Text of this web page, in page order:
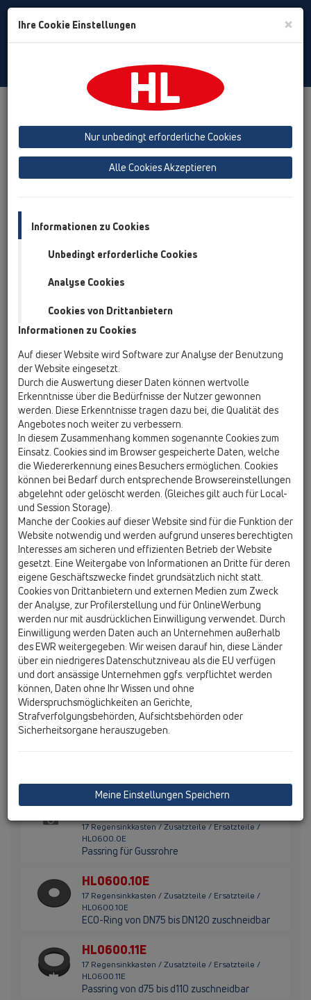
Toggle
Produktübersicht 17 Regensinkkasten
Produktübersicht
17 Regensinkkasten
Zusatzteile
HL600N
17 Regensinkkasten / Produkte / HL600N / HL600N
Laubfangkorb, Geruchsklappe,
HL600NG
17 Regensinkkasten / Produkte / HL600N / HL600NG
Regensinkkasten DN110/125 mit Sichtteilen
aus Guss, Drehgelenk, Laubfangkorb,
Geruchsklappe, Reinigungsdeckel und
zuschneidbarem Passring d 75-120mm
HL600NGHO
17 Regensinkkasten / Produkte / HL600N /
HL600NGHO
Regensinkkasten mit seitlichem Anschluss
DN110 für Regenfallleitungen, Abgang
DN110/125, Sichtteile Guss, Drehgelenk,
Laubfangkorb, Geruchsklappe und Deckel
HL600NHO
17 Regensinkkasten / Produkte / HL600N /
HL600NHO
Regensinkkasten mit seitlichem Anschluss
DN110 für Regenwasserfallleitungen und
Abgang DN110/125 mit Drehgelenk,
Laubfangkorb, mechanischer Geruchsklappe
und Reinigungsdeckel
HL601
17 Regensinkkasten / Zusatzteile / HL601 / HL601
Aufstockelement 50mm - ablängbar
Kies- oder Plattenbelag auf Regensinkkästen
17 Regensinkkasten / Zusatzteile / Ersatzteile /
HL0600.0E
Passring für Gussrohre
HL0600.10E
17 Regensinkkasten / Zusatzteile / Ersatzteile /
HL0600.10E
ECO-Ring von DN75 bis DN120 zuschneidbar
HL0600.11E
17 Regensinkkasten / Zusatzteile / Ersatzteile /
HL0600.11E
Passring von d75 bis d110 zuschneidbar
Ihre Cookie Einstellungen ×
Nur unbedingt erforderliche Cookies
Alle Cookies Akzeptieren
Informationen zu Cookies
Unbedingt erforderliche Cookies
Analyse Cookies
Cookies von Drittanbietern
Informationen zu Cookies
Auf dieser Website wird Software zur Analyse der Benutzung
der Website eingesetzt.
Durch die Auswertung dieser Daten können wertvolle
Erkenntnisse über die Bedürfnisse der Nutzer gewonnen
werden. Diese Erkenntnisse tragen dazu bei, die Qualität des
Angebotes noch weiter zu verbessern.
In diesem Zusammenhang kommen sogenannte Cookies zum
Einsatz. Cookies sind im Browser gespeicherte Daten, welche
die Wiedererkennung eines Besuchers ermöglichen. Cookies
können bei Bedarf durch entsprechende Browsereinstellungen
abgelehnt oder gelöscht werden. (Gleiches gilt auch für Local-
und Session Storage).
Manche der Cookies auf dieser Website sind für die Funktion der
Website notwendig und werden aufgrund unseres berechtigten
Interesses am sicheren und effizienten Betrieb der Website
gesetzt. Eine Weitergabe von Informationen an Dritte für deren
eigene Geschäftszwecke findet grundsätzlich nicht statt.
Cookies von Drittanbietern und externen Medien zum Zweck
der Analyse, zur Profilerstellung und für OnlineWerbung
werden nur mit ausdrücklichen Einwilligung verwendet. Durch
Einwilligung werden Daten auch an Unternehmen außerhalb
des EWR weitergegeben. Wir weisen darauf hin, diese Länder
über ein niedrigeres Datenschutzniveau als die EU verfügen
und dort ansässige Unternehmen ggfs. verpflichtet werden
können, Daten ohne Ihr Wissen und ohne
Widerspruchsmöglichkeiten an Gerichte,
Strafverfolgungsbehörden, Aufsichtsbehörden oder
Sicherheitsorgane herauszugeben.
Meine Einstellungen Speichern